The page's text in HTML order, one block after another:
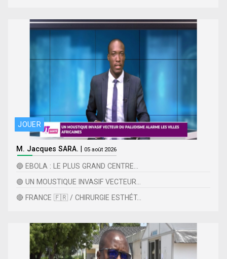
JOUER
M. Jacques SARA. | 05 août 2026
🔵 EBOLA : LE PLUS GRAND CENTRE...
🟢 UN MOUSTIQUE INVASIF VECTEUR...
🔴 FRANCE 🇫🇷 / CHIRURGIE ESTHÉT...